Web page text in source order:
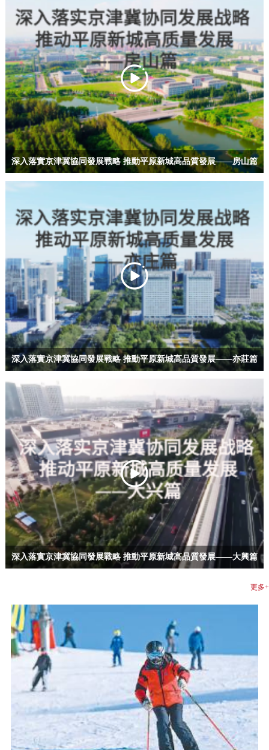
深入落實京津冀協同發展戰略 推動平原新城高品質發展——房山篇
深入落實京津冀協同發展戰略 推動平原新城高品質發展——亦莊篇
深入落實京津冀協同發展戰略 推動平原新城高品質發展——大興篇
更多+